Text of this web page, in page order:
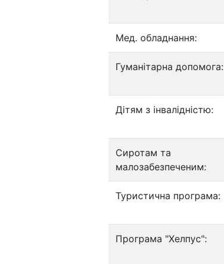
Мед. обладнання:
Гуманітарна допомога:
Дітям з інвалідністю:
Сиротам та
малозабезпеченим:
Туристична програма:
Програма "Хелпус":